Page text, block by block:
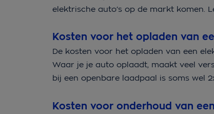
elektrische auto’s op de markt komen.
Kosten voor het opladen van
De kosten voor het opladen van een
Waar je je auto oplaadt, maakt veel
bij een openbare laadpaal is soms wel
Kosten voor onderhoud van